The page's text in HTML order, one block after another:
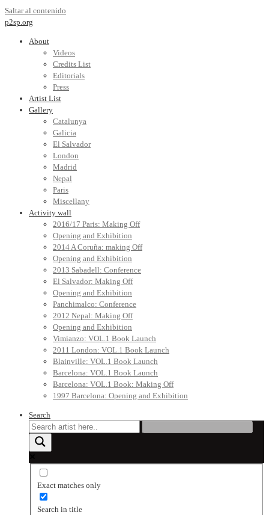
Saltar al contenido
p2sp.org
About
Videos
Credits List
Editorials
Press
Artist List
Gallery
Catalunya
Galicia
El Salvador
London
Madrid
Nepal
Paris
Miscellany
Activity wall
2016/17 Paris: Making Off
Opening and Exhibition
2014 A Coruña: making Off
Opening and Exhibition
2013 Sabadell: Conference
El Salvador: Making Off
Opening and Exhibition
Panchimalco: Conference
2012 Nepal: Making Off
Opening and Exhibition
Vimianzo: VOL.1 Book Launch
2011 London: VOL.1 Book Launch
Blainville: VOL.1 Book Launch
Barcelona: VOL.1 Book Launch
Barcelona: VOL.1 Book: Making Off
1997 Barcelona: Opening and Exhibition
Search
Exact matches only
Search in title